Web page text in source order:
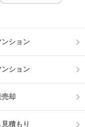
ンション
ション
却
積もり